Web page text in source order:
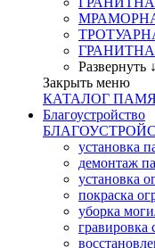
Развернуть ↓
Закрыть меню
КАТАЛОГ
Благоустройство
установка
демонтаж
установка
покраска
уборка
гравировка